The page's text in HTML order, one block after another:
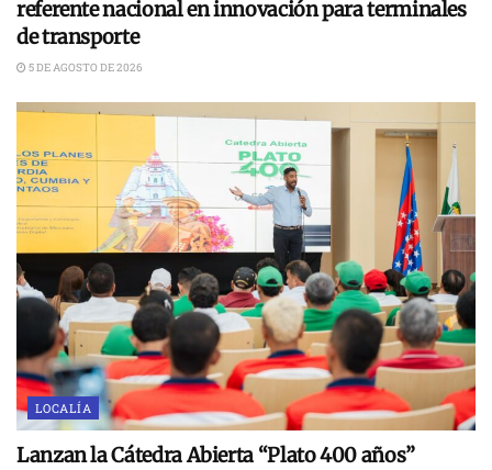
referente nacional en innovación para terminales
de transporte
5 DE AGOSTO DE 2026
LOCALÍA
Lanzan la Cátedra Abierta “Plato 400 años”